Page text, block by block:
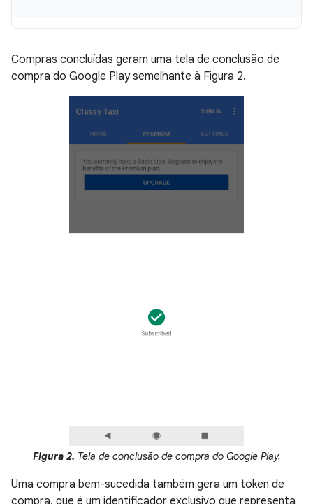
Compras concluídas geram uma tela de conclusão de
compra do Google Play semelhante à Figura 2.
Figura 2. Tela de conclusão de compra do Google Play.
Uma compra bem-sucedida também gera um token de
compra, que é um identificador exclusivo que representa